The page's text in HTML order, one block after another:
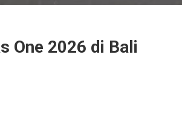
One 2026 di Bali